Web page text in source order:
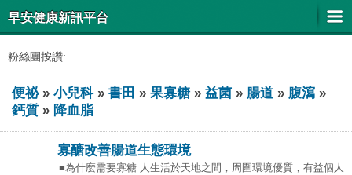
早安健康新訊平台
粉絲團按讚:
便祕» 小兒科» 書田 » 果寡糖» 益菌 » 腸道 » 腹瀉 »
鈣質 » 降血脂
寡醣改善腸道生態環境
■為什麼需要寡糖 人生活於天地之間，周圍環境優質，有益個人